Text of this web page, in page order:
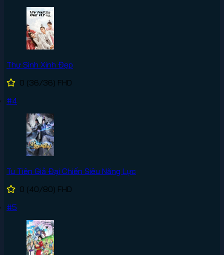
Thư Sinh Xinh Đẹp
0 (36/36) FHD
#4
Tu Tiên Giả Đại Chiến Siêu Năng Lực
0 (40/80) FHD
#5